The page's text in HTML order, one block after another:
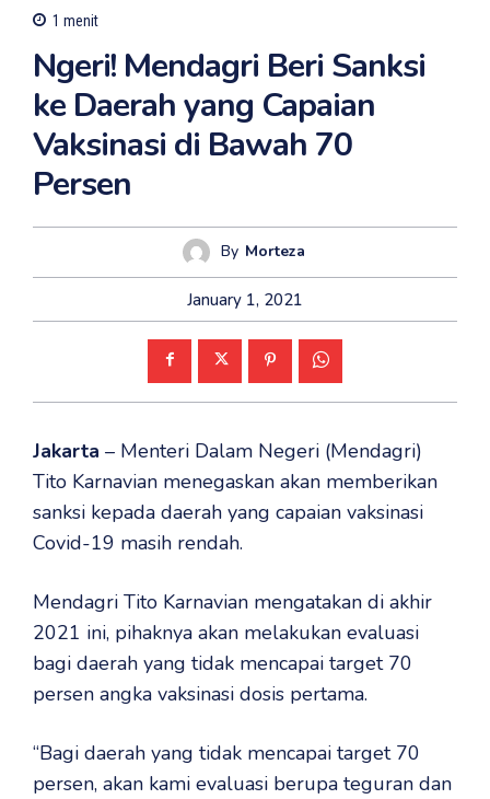
1 menit
Ngeri! Mendagri Beri Sanksi
ke Daerah yang Capaian
Vaksinasi di Bawah 70
Persen
By Morteza
January 1, 2021
Jakarta – Menteri Dalam Negeri (Mendagri)
Tito Karnavian menegaskan akan memberikan
sanksi kepada daerah yang capaian vaksinasi
Covid-19 masih rendah.
Mendagri Tito Karnavian mengatakan di akhir
2021 ini, pihaknya akan melakukan evaluasi
bagi daerah yang tidak mencapai target 70
persen angka vaksinasi dosis pertama.
“Bagi daerah yang tidak mencapai target 70
persen, akan kami evaluasi berupa teguran dan